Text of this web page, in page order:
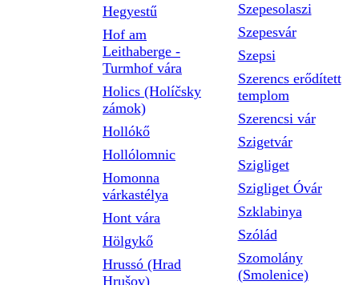
Hegyestű
Hof am
Leithaberge -
Turmhof vára
Holics (Holíčsky
zámok)
Hollókő
Hollólomnic
Homonna
várkastélya
Hont vára
Hölgykő
Hrussó (Hrad
Hrušov)
Szepesolaszi
Szepesvár
Szepsi
Szerencs erődített
templom
Szerencsi vár
Szigetvár
Szigliget
Szigliget Óvár
Szklabinya
Szólád
Szomolány
(Smolenice)